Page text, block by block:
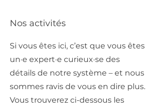
Nos activités
Si vous êtes ici, c’est que vous êtes
un·e expert·e curieux·se des
détails de notre système – et nous
sommes ravis de vous en dire plus.
Vous trouverez ci-dessous les